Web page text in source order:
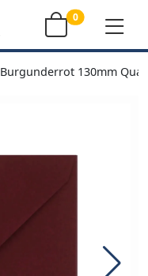
0
Burgunderrot 130mm